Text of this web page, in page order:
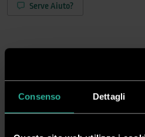
Consenso Dettagli
Serve Aiuto?
Crea ora il tuo account